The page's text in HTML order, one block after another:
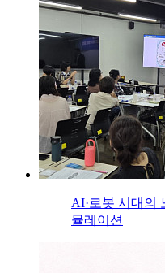
AI·로봇 시대의
뮬레이션